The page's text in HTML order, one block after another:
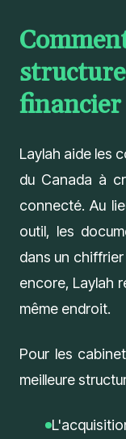
financier
Laylah aide les
du Canada à
connecté. Au
outil, les
dans un
encore, Laylah
même endroit.
Pour les
meilleure